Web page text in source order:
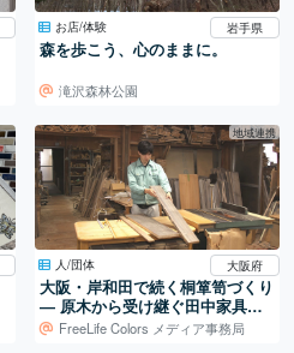
お店/体験 岩手県
森を歩こう、心のままに。
滝沢森林公園
地域連携
人/団体 大阪府
大阪・岸和田で続く桐箪笥づくり
― 原木から受け継ぐ田中家具製
作所の仕事
FreeLife Colors メディア事務局